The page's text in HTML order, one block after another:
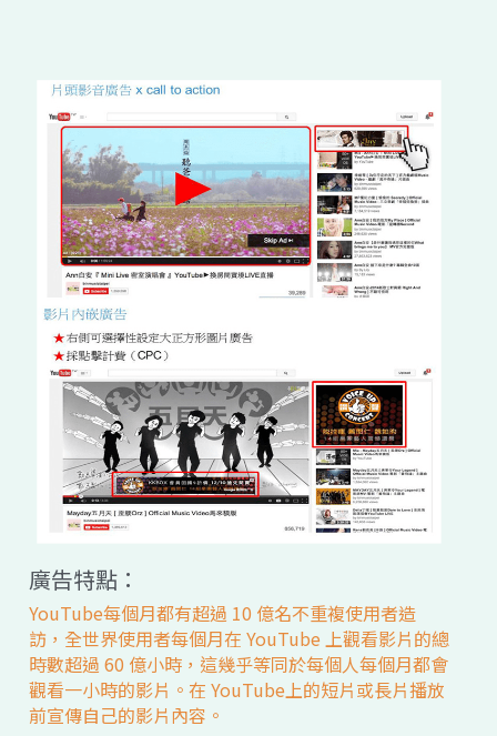
廣告特點：
YouTube每個月都有超過 10 億名不重複使用者造
訪，全世界使用者每個月在 YouTube 上觀看影片的總
時數超過 60 億小時，這幾乎等同於每個人每個月都會
觀看一小時的影片。在 YouTube上的短片或長片播放
前宣傳自己的影片內容。